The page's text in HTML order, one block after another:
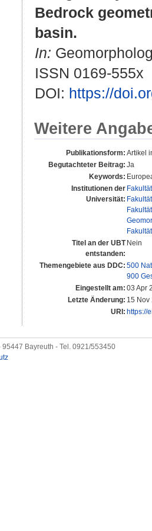
Bedrock
basin.
In:
ISSN 0169-555x
DOI: https://
Weitere
Publikationsform: Artikel
Begutachteter Beitrag: Ja
Keywords:
Institutionen der
Universität:
Titel an der UBT
entstanden:
Nein
Themengebiete aus DDC: 500
900
Eingestellt am: 03 Apr
Letzte Änderung: 15 Nov
URI: https://
95447 Bayreuth - Tel. 0921/553450